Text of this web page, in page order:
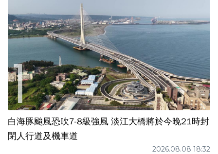
白海豚颱風恐吹7-8級強風 淡江大橋將於今晚21時封
閉人行道及機車道
2026.08.08 18:32